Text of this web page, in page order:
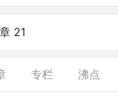
21
专栏 沸点